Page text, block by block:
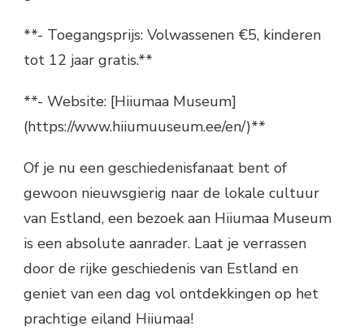
**- Toegangsprijs: Volwassenen €5, kinderen
tot 12 jaar gratis.**
**- Website: [Hiiumaa Museum]
(https://www.hiiumuuseum.ee/en/)**
Of je nu een geschiedenisfanaat bent of
gewoon nieuwsgierig naar de lokale cultuur
van Estland, een bezoek aan Hiiumaa Museum
is een absolute aanrader. Laat je verrassen
door de rijke geschiedenis van Estland en
geniet van een dag vol ontdekkingen op het
prachtige eiland Hiiumaa!